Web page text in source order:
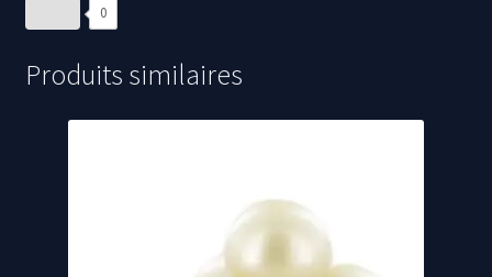
0
Produits similaires